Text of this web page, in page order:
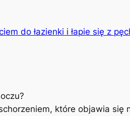
które objawia